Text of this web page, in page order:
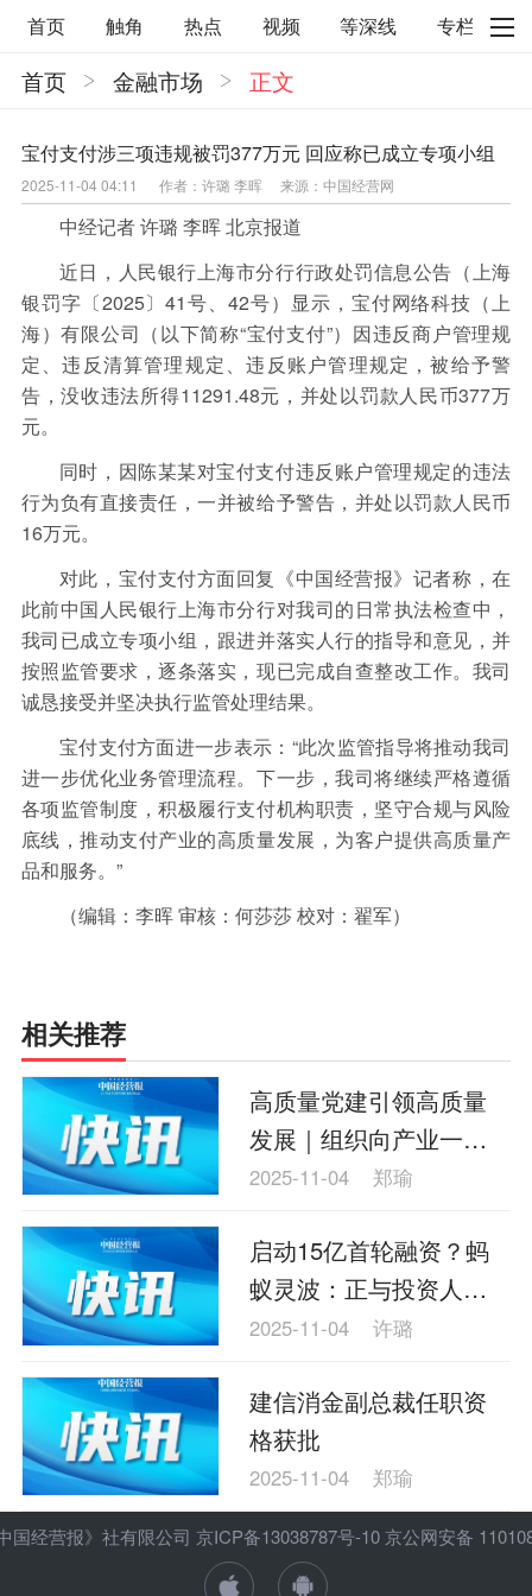
首页 触角 热点 视频 等深线 专栏
直观 见智财经
环球企业沉浮录
辉常道
荀瓜问道 商学院
报纸视频
企业面面观
太空星愿航天资讯
经济史话
照理生活
贝果观点
照理说事
等深线精选
宏观经济 事件
要闻
区域经济
科技 汽车
房地产建材
能源化工
家电家居 航旅交运
案例
医药健康
理财
资本市场 资管
信托交易
保险
今日快评
我们来补课
图说
与老板对话
家族企业
品牌活动
金融科技
数据要素 城投
党建
企业快讯
智造
首页 金融市场 正文
宝付支付涉三项违规被罚377万元 回应称已成立专项小组
2025-11-04 04:11 作者：许璐 李晖 来源：中国经营网
中经记者 许璐 李晖 北京报道
近日，人民银行上海市分行行政处罚信息公告（上海
银罚字〔2025〕41号、42号）显示，宝付网络科技（上
海）有限公司（以下简称“宝付支付”）因违反商户管理规
定、违反清算管理规定、违反账户管理规定，被给予警
告，没收违法所得11291.48元，并处以罚款人民币377万
元。
同时，因陈某某对宝付支付违反账户管理规定的违法
行为负有直接责任，一并被给予警告，并处以罚款人民币
16万元。
对此，宝付支付方面回复《中国经营报》记者称，在
此前中国人民银行上海市分行对我司的日常执法检查中，
我司已成立专项小组，跟进并落实人行的指导和意见，并
按照监管要求，逐条落实，现已完成自查整改工作。我司
诚恳接受并坚决执行监管处理结果。
宝付支付方面进一步表示：“此次监管指导将推动我司
进一步优化业务管理流程。下一步，我司将继续严格遵循
各项监管制度，积极履行支付机构职责，坚守合规与风险
底线，推动支付产业的高质量发展，为客户提供高质量产
品和服务。”
（编辑：李晖 审核：何莎莎 校对：翟军）
相关推荐
高质量党建引领高质量
发展｜组织向产业一线
和社区延伸 会理探索“有
2025-11-04 郑瑜
启动15亿首轮融资？蚂
蚁灵波：正与投资人接
触，将持续聚焦通用机
2025-11-04 许璐
建信消金副总裁任职资
格获批
2025-11-04 郑瑜
国经营报》社有限公司 京ICP备13038787号-10京公网安备